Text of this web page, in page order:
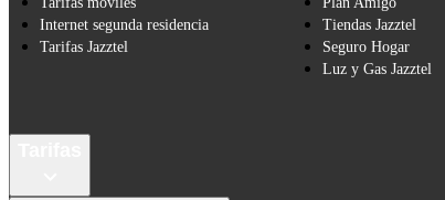
Internet segunda residencia
Tarifas Jazztel
Tiendas Jazztel
Seguro Hogar
Luz y Gas Jazztel